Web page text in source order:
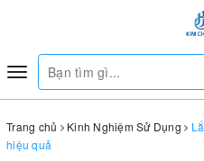
Toggle
navigation
Trang chủ Kinh Nghiệm Sử Dụng
hiệu quả